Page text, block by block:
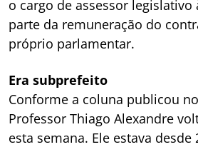
o cargo de assessor legislativo
parte da remuneração do
próprio parlamentar.
Era subprefeito
Conforme a coluna publicou
Professor Thiago Alexandre
esta semana. Ele estava desde